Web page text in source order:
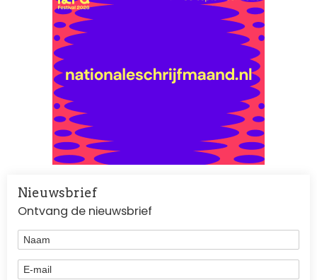
Nieuwsbrief
Ontvang de nieuwsbrief
Naam
E-mail